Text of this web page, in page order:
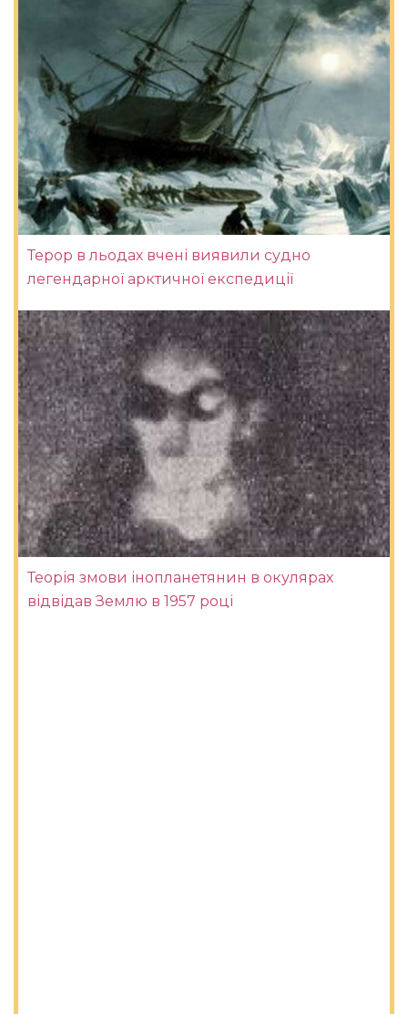
Терор в льодах вчені виявили судно
легендарної арктичної експедиції
Теорія змови інопланетянин в окулярах
відвідав Землю в 1957 році